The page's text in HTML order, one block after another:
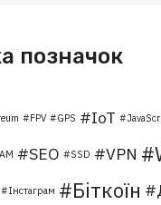
позначок
FPV GPS IoT
SEO SSD VPN
Інстаграм Біткоїн